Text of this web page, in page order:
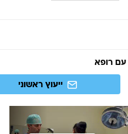
רופא
ייעוץ ראשוני